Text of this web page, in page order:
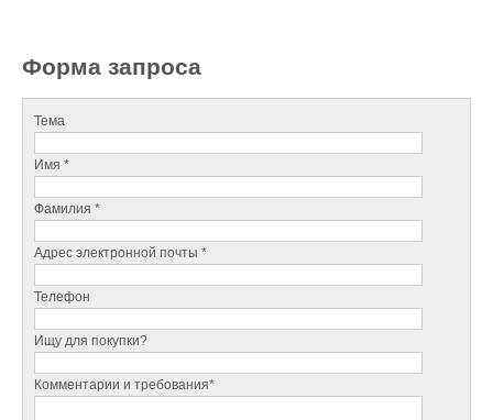
Форма запроса
Тема
Имя *
Фамилия *
Адрес электронной почты *
Телефон
Ищу для покупки?
Комментарии и требования*